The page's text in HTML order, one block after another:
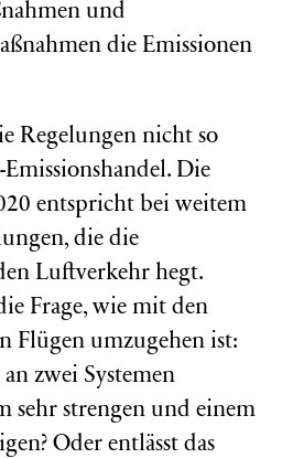
und
die Emissionen
Regelungen nicht so
Die
entspricht bei weitem
die die
Luftverkehr hegt.
Frage, wie mit den
Flügen umzugehen ist:
zwei Systemen
sehr strengen und einem
Oder entlässt das